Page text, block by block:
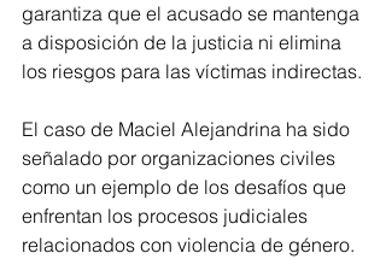
garantiza que el acusado se mantenga
a disposición de la justicia ni elimina
los riesgos para las víctimas indirectas.
El caso de Maciel Alejandrina ha sido
señalado por organizaciones civiles
como un ejemplo de los desafíos que
enfrentan los procesos judiciales
relacionados con violencia de género.